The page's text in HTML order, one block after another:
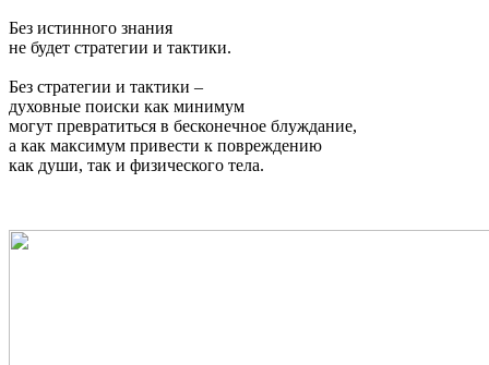
Без истинного знания
не будет стратегии и тактики.
Без стратегии и тактики –
духовные поиски как минимум
могут превратиться в бесконечное блуждание,
а как максимум привести к повреждению
как души, так и физического тела.